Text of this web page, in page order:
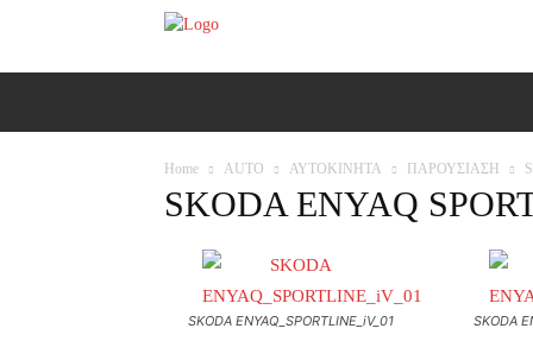
Home AUTO ΑΥΤΟΚΙΝΗΤΑ ΠΑΡΟΥΣΙΑΣΗ
SKODA ENYAQ
SKODA ENYAQ_SPORTLINE_iV_01 SKODA